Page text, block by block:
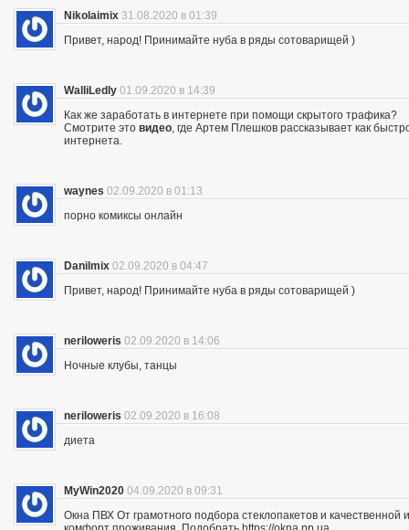
Nikolaimix 31.08.2020 в 01:39
Привет, народ! Принимайте нуба в ряды сотоварищей )
WalliLedly 01.09.2020 в 14:39
Как же заработать в интернете при помощи скрытого трафика?
Смотрите это видео , где Артем Плешков рассказывает как
интернета.
waynes 02.09.2020 в 01:13
порно комиксы онлайн
Danilmix 02.09.2020 в 04:47
Привет, народ! Принимайте нуба в ряды сотоварищей )
neriloweris 02.09.2020 в 14:06
Ночные клубы, танцы
neriloweris 02.09.2020 в 16:08
диета
MyWin2020 04.09.2020 в 09:31
Окна ПВХ От грамотного подбора стеклопакетов и